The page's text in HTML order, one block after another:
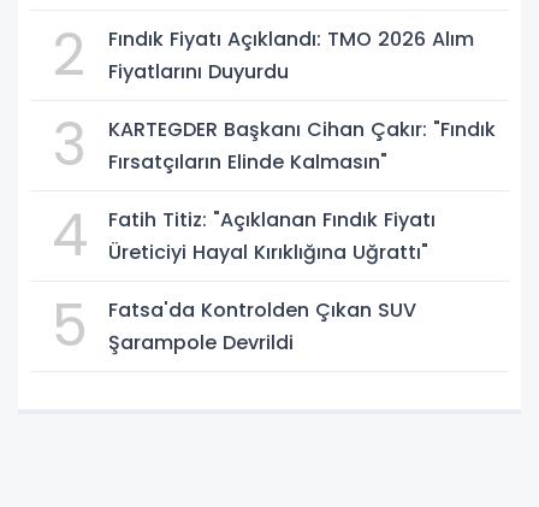
2
Fındık Fiyatı Açıklandı: TMO 2026 Alım
Fiyatlarını Duyurdu
3
KARTEGDER Başkanı Cihan Çakır: "Fındık
Fırsatçıların Elinde Kalmasın"
4
Fatih Titiz: "Açıklanan Fındık Fiyatı
Üreticiyi Hayal Kırıklığına Uğrattı"
5
Fatsa'da Kontrolden Çıkan SUV
Şarampole Devrildi